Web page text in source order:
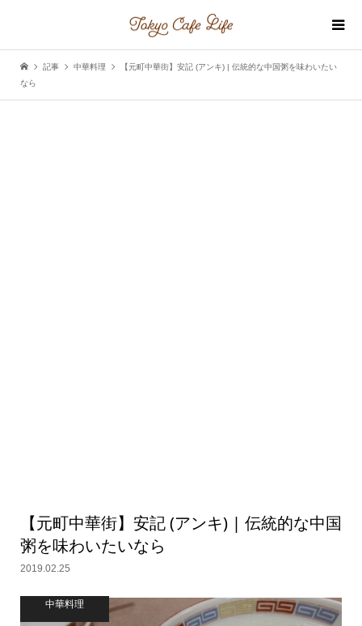
記事 中華料理
【元町中華街】安記 (アンキ) | 伝統的な中国粥を味わいたい
なら
【元町中華街】安記 (アンキ) | 伝統的な中国
粥を味わいたいなら
2019.02.25
中華料理